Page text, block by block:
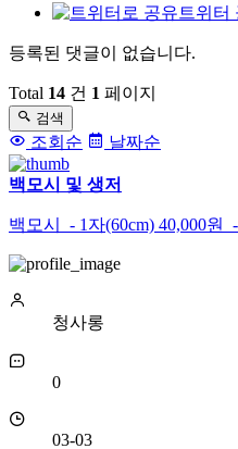
트위터
댓
글
목
록
등록된 댓글이 없습니다.
Total 14 건 1 페이지
검색
조회순 날짜순
백모시 및 생저
백모시 - 1자(60cm) 40,000원
청사롱
0
03-03